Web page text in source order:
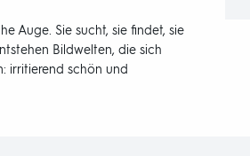
Auge. Sie sucht, sie findet, sie
Bildwelten, die sich
irritierend schön und